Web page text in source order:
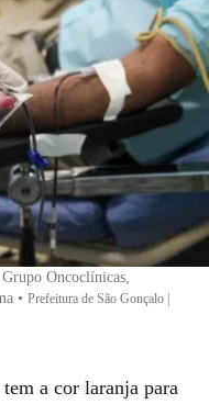
Oncoclínicas,
• Prefeitura de São Gonçalo |
a cor laranja para